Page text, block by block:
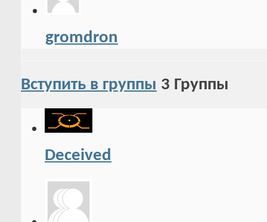
gromdron
Вступить в группы 3 Группы
Deceived